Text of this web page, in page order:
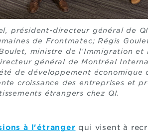
président-directeur général de
de Frontmatec; Régis
ministre de l’Immigration et
général de Montréal
de développement économique
croissance des entreprises et
étrangers chez QI.
à l'étranger qui visent à